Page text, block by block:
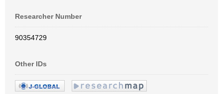
Researcher Number
90354729
Other IDs